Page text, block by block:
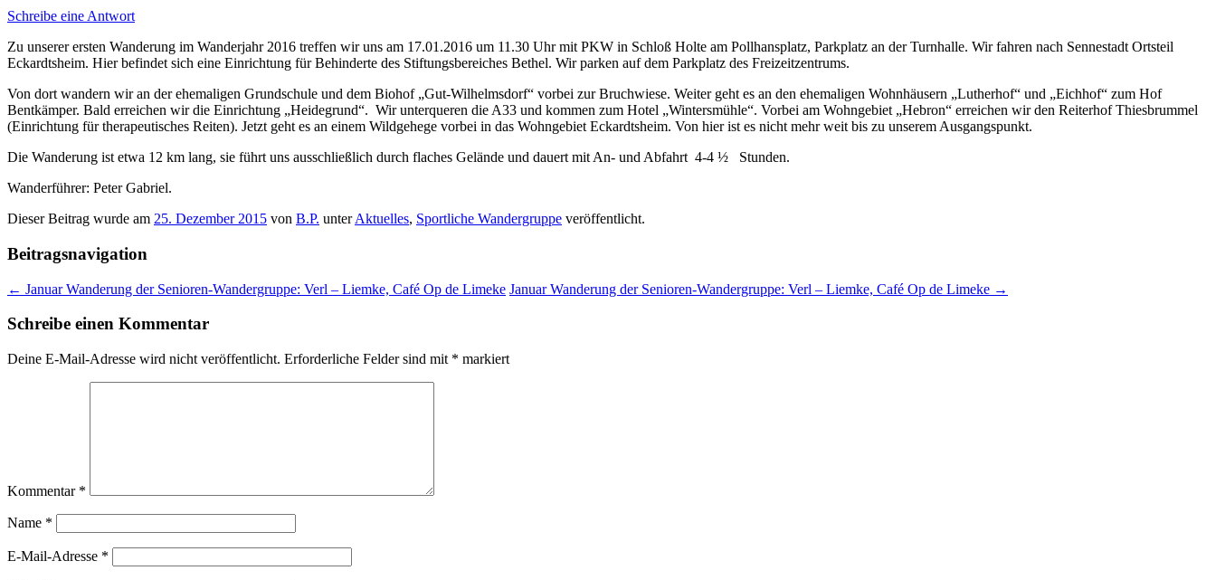
Schreibe eine Antwort
Zu unserer ersten Wanderung im Wanderjahr 2016 treffen wir uns am 17.01.2016 um 11.30 Uhr mit PKW in Schloß Holte am Pollhansplatz, Parkplatz an der Turnhalle. Wir fahren nach Sennestadt Ortsteil
Eckardtsheim. Hier befindet sich eine Einrichtung für Behinderte des Stiftungsbereiches Bethel. Wir parken auf dem Parkplatz des Freizeitzentrums.
Von dort wandern wir an der ehemaligen Grundschule und dem Biohof „Gut-Wilhelmsdorf“ vorbei zur Bruchwiese. Weiter geht es an den ehemaligen Wohnhäusern „Lutherhof“ und „Eichhof“ zum Hof
Bentkämper. Bald erreichen wir die Einrichtung „Heidegrund“. Wir unterqueren die A33 und kommen zum Hotel „Wintersmühle“. Vorbei am Wohngebiet „Hebron“ erreichen wir den Reiterhof Thiesbrummel
(Einrichtung für therapeutisches Reiten). Jetzt geht es an einem Wildgehege vorbei in das Wohngebiet Eckardtsheim. Von hier ist es nicht mehr weit bis zu unserem Ausgangspunkt.
Die Wanderung ist etwa 12 km lang, sie führt uns ausschließlich durch flaches Gelände und dauert mit An- und Abfahrt 4-4 ½ Stunden.
Wanderführer: Peter Gabriel.
Dieser Beitrag wurde am 25. Dezember 2015 von B.P. unterAktuelles, Sportliche Wandergruppe veröffentlicht.
Beitragsnavigation
← Januar Wanderung der Senioren-Wandergruppe: Verl – Liemke, Café Op de Limeke Januar Wanderung der Senioren-Wandergruppe: Verl – Liemke, Café Op de Limeke →
Schreibe einen Kommentar
Deine E-Mail-Adresse wird nicht veröffentlicht. Erforderliche Felder sind mit * markiert
Kommentar *
Name *
E-Mail-Adresse *